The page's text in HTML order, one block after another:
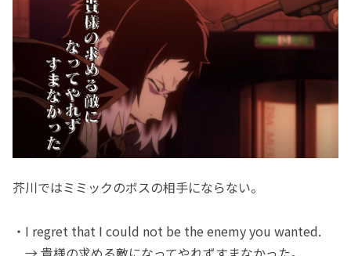
芥川ではミミックのボスの相手にならない。
・I regret that I could not be the enemy you wanted.